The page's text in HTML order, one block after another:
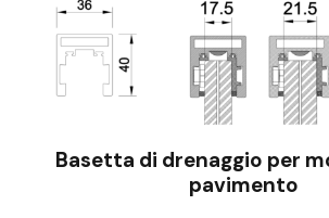
Basetta di drenaggio per
pavimento